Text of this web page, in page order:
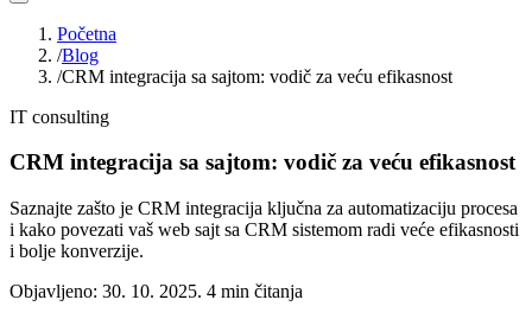
Početna
/Blog
/CRM integracija sa sajtom: vodič za veću efikasnost
IT consulting
CRM integracija sa sajtom: vodič za veću efikasnost
Saznajte zašto je CRM integracija ključna za automatizaciju procesa
i kako povezati vaš web sajt sa CRM sistemom radi veće efikasnosti
i bolje konverzije.
Objavljeno: 30. 10. 2025. 4 min čitanja